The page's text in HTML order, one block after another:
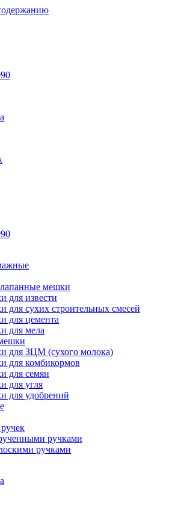
мешки
для извести
для сухих строительных смесей
для цемента
для мела
для ЗЦМ (сухого молока)
для комбикормов
для семян
для угля
для удобрений
ручками
ручками